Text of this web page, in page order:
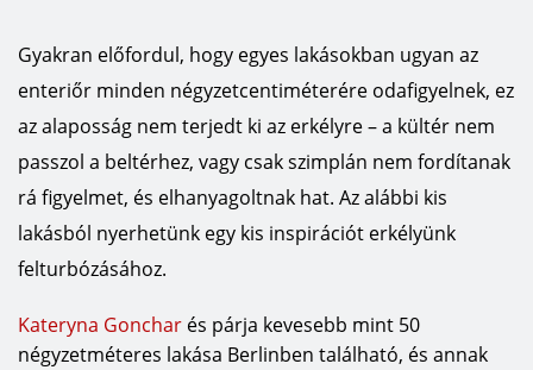
Gyakran előfordul, hogy egyes lakásokban ugyan az
enteriőr minden négyzetcentiméterére odafigyelnek, ez
az alaposság nem terjedt ki az erkélyre – a kültér nem
passzol a beltérhez, vagy csak szimplán nem fordítanak
rá figyelmet, és elhanyagoltnak hat. Az alábbi kis
lakásból nyerhetünk egy kis inspirációt erkélyünk
felturbózásához.
Kateryna Gonchar és párja kevesebb mint 50
négyzetméteres lakása Berlinben található, és annak